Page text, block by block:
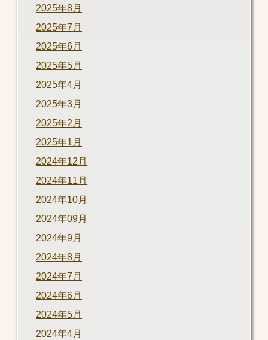
2025年8月
2025年7月
2025年6月
2025年5月
2025年4月
2025年3月
2025年2月
2025年1月
2024年12月
2024年11月
2024年10月
2024年09月
2024年9月
2024年8月
2024年7月
2024年6月
2024年5月
2024年4月